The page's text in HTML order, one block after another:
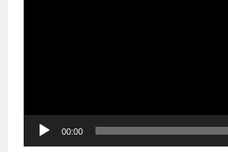
00:00